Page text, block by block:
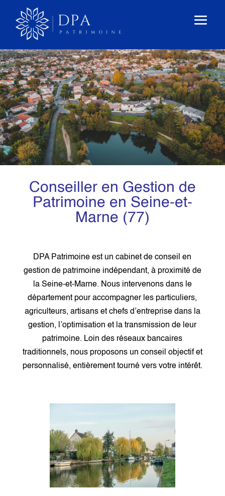
Conseiller en Gestion de
Patrimoine en Seine-et-
Marne (77)
DPA Patrimoine est un cabinet de conseil en
gestion de patrimoine indépendant, à proximité de
la Seine-et-Marne. Nous intervenons dans le
département pour accompagner les particuliers,
agriculteurs, artisans et chefs d’entreprise dans la
gestion, l’optimisation et la transmission de leur
patrimoine. Loin des réseaux bancaires
traditionnels, nous proposons un conseil objectif et
personnalisé, entièrement tourné vers votre intérêt.